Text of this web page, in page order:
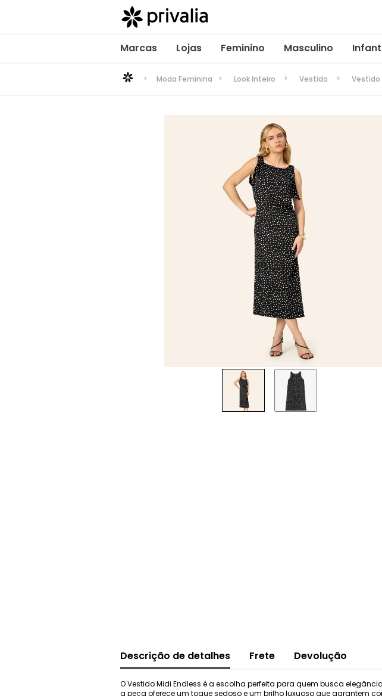
Marcas Lojas Feminino Masculino
Moda Feminina Look Inteiro Vestido Vestido
Descrição de detalhes Frete Devolução
O Vestido Midi Endless é a escolha perfeita para quem busca
a peça oferece um toque sedoso e um brilho luxuoso que garantem